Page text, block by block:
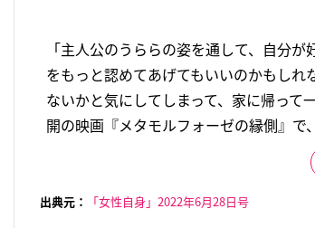
「主人公のうららの姿を通して、自分
をもっと認めてあげてもいいのかもし
ないかと気にしてしまって、家に帰っ
開の映画『メタモルフォーゼの縁側』
出典元： 「女性自身」2022年6月28日号